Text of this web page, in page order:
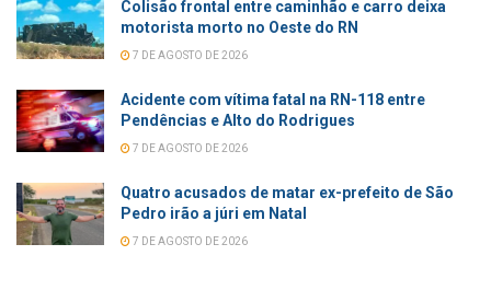
Colisão frontal entre caminhão e carro deixa
motorista morto no Oeste do RN
7 DE AGOSTO DE 2026
Acidente com vítima fatal na RN-118 entre
Pendências e Alto do Rodrigues
7 DE AGOSTO DE 2026
Quatro acusados de matar ex-prefeito de São
Pedro irão a júri em Natal
7 DE AGOSTO DE 2026